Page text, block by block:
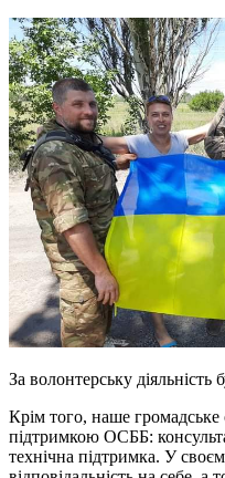
За волонтерську
Крім того, наше громадське
підтримкою ОСББ:
технічна підтримка. У